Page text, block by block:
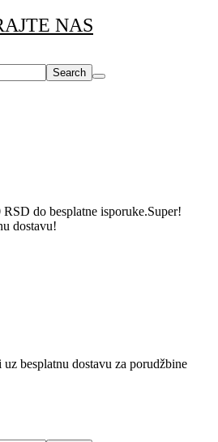
NAS
RSD do besplatne isporuke.Super!
dostavu!
besplatnu dostavu za porudžbine